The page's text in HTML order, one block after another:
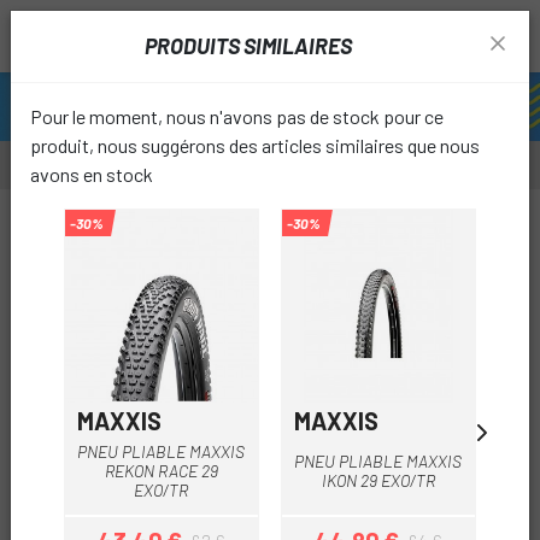
PRODUITS SIMILAIRES
Pour le moment, nous n'avons pas de stock pour ce
produit, nous suggérons des articles similaires que nous
avons en stock
-30%
MAXXIS
PNEU PLIABLE MAXXIS
REKON RACE 29
EXO/TR
-30%
MAXXIS
PNEU PLIABLE MAXXIS
IKON 29 EXO/TR